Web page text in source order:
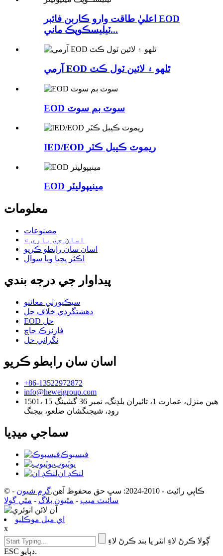
اعليٰ طاقت وارو ڪاربن فائبر EOD
ٽيليسڪوپڪ ماني...
آرمي EOD ٿلهو ۽ لائين ٽول ڪٽ
EOD سوٽ بم سوٽ
IED/EOD ريموٽ ڪيبل ڪٽر
EOD مينيپوليٽر
معلومات
مصنوعات
اسان جي باري ۾
اسان سان رابطو ڪريو
اڪثر پڇيا ويا سوال
پيداوار جي درجه بندي
سيڪيورٽي معائنو
دهشتگردي خلاف حل
EOD حل
فارنزڪ جاچ
نگراني حل
اسان سان رابطو ڪريو
+86-13522972872
info@heweigroup.com
1501، 15 هين منزل، عمارت 1، تائيران بلڊنگ، نمبر 36 گشينگ
روڊ، شيجنگشان ضلعو، بيجنگ
سماجي ميڊيا
فيسبوڪ
يوٽيوب
لنڪڊ ان
© ڪاپي رائيٽ - 2010-2024: سڀ حق محفوظ آهن. گرم شيون -
سائيٽ ميپ - مٿيون بلاگ - مٿي ڳولا
اي ميل موڪليو
x
ڳولا ڪرڻ لاءِ انٽر يا بند ڪرڻ لاءِ
ESC دٻايو.